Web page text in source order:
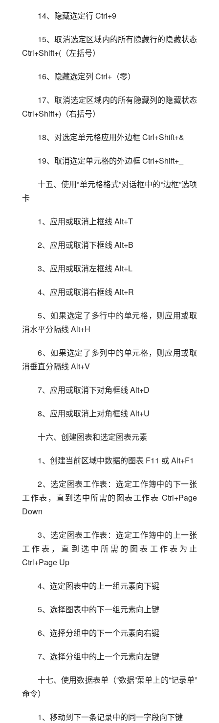
14、隐藏选定行 Ctrl+9
15、取消选定区域内的所有隐藏行的隐藏状态
Ctrl+Shift+(（左括号）
16、隐藏选定列 Ctrl+（零）
17、取消选定区域内的所有隐藏列的隐藏状态
Ctrl+Shift+)（右括号）
18、对选定单元格应用外边框 Ctrl+Shift+&
19、取消选定单元格的外边框 Ctrl+Shift+_
十五、使用“单元格格式”对话框中的“边框”选项
卡
1、应用或取消上框线 Alt+T
2、应用或取消下框线 Alt+B
3、应用或取消左框线 Alt+L
4、应用或取消右框线 Alt+R
5、如果选定了多行中的单元格，则应用或取
消水平分隔线 Alt+H
6、如果选定了多列中的单元格，则应用或取
消垂直分隔线 Alt+V
7、应用或取消下对角框线 Alt+D
8、应用或取消上对角框线 Alt+U
十六、创建图表和选定图表元素
1、创建当前区域中数据的图表 F11 或 Alt+F1
2、选定图表工作表：选定工作簿中的下一张
工作表，直到选中所需的图表工作表 Ctrl+Page
Down
3、选定图表工作表：选定工作簿中的上一张
工作表，直到选中所需的图表工作表为止
Ctrl+Page Up
4、选定图表中的上一组元素向下键
5、选择图表中的下一组元素向上键
6、选择分组中的下一个元素向右键
7、选择分组中的上一个元素向左键
十七、使用数据表单（“数据”菜单上的“记录单”
命令）
1、移动到下一条记录中的同一字段向下键